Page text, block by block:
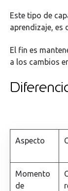
Este tipo de
aprendizaje, es
El fin es
a los cambios
Aspecto
Momento
de